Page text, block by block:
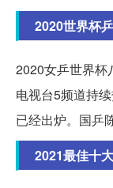
2020世界杯
2020女乒世界杯
电视台5频道持
已经出炉。国乒
2021最佳十